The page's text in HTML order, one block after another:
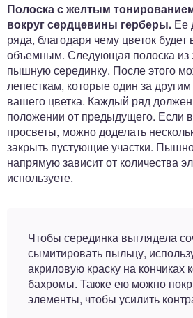
Полоска с желтым
вокруг сердцевины герберы. Ее
ряда, благодаря чему цветок
объемным. Следующая полоска из
пышную серединку. После этого
лепесткам, которые один за
вашего цветка. Каждый ряд
положении от предыдущего. Если
просветы, можно доделать
закрыть пустующие участки.
напрямую зависит от количества
используете.
Чтобы серединка выглядела
сымитировать пыльцу,
акриловую краску на кончиках
бахромы. Также ею можно
элементы, чтобы усилить